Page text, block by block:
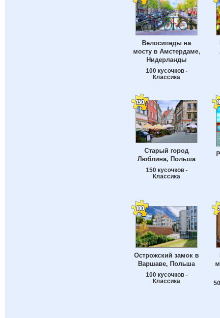
Велосипеды на
мосту в Амстердаме,
Нидерланды
100 кусочков -
Классика
Старый город
Люблина, Польша
150 кусочков -
Классика
Острожский замок в
Варшаве, Польша
100 кусочков -
Классика